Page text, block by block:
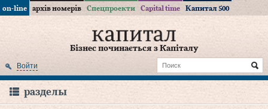
on-line архів номерів Спецпроекти Capital time Капитал 500
Бізнес починається з Капіталу
Войти
разделы